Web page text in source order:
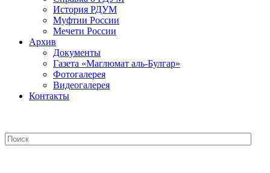
История РДУМ
Муфтии России
Мечети России
Архив
Документы
Газета «Маглюмат аль-Булгар»
Фотогалерея
Видеогалерея
Контакты